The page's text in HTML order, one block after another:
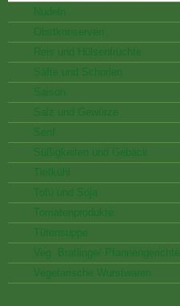
Nudeln
Obstkonserven
Reis und Hülsenfrüchte
Säfte und Schorlen
Saison
Salz und Gewürze
Senf
Süßigkeiten und Gebäck
Tiefkühl
Tofu und Soja
Tomatenprodukte
Tütensuppe
Veg. Bratlinge/ Pfannengerichte
Vegetarische Wurstwaren